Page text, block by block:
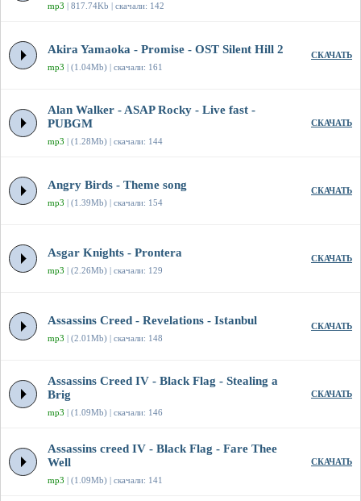
mp3 | 817.74Kb | скачали: 142
Akira Yamaoka - Promise - OST Silent Hill 2
mp3 | (1.04Mb) | скачали: 161
СКАЧАТЬ
Alan Walker - ASAP Rocky - Live fast -
PUBGM
mp3 | (1.28Mb) | скачали: 144
СКАЧАТЬ
Angry Birds - Theme song
mp3 | (1.39Mb) | скачали: 154
СКАЧАТЬ
Asgar Knights - Prontera
mp3 | (2.26Mb) | скачали: 129
СКАЧАТЬ
Assassins Creed - Revelations - Istanbul
mp3 | (2.01Mb) | скачали: 148
СКАЧАТЬ
Assassins Creed IV - Black Flag - Stealing a
Brig
mp3 | (1.09Mb) | скачали: 146
СКАЧАТЬ
Assassins creed IV - Black Flag - Fare Thee
Well
mp3 | (1.09Mb) | скачали: 141
СКАЧАТЬ